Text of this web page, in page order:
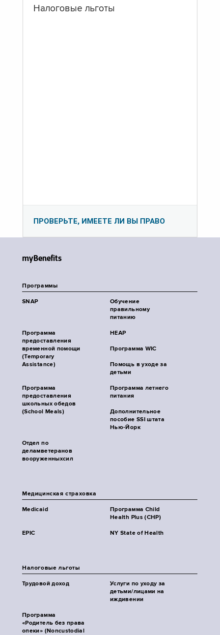
Налоговые льготы
ПРОВЕРЬТЕ, ИМЕЕТЕ ЛИ ВЫ ПРАВО
myBenefits
Программы
SNAP
Обучение
правильному
питанию
Программа
предоставления
временной помощи
(Temporary
Assistance)
HEAP
Программа WIC
Помощь в уходе за
детьми
Программа
предоставления
школьных обедов
(School Meals)
Программа летнего
питания
Дополнительное
пособие SSI штата
Нью-Йорк
Отдел по
деламветеранов
вооруженныхсил
Медицинская страховка
Medicaid
Программа Child
Health Plus (CHP)
EPIC NY State of Health
Налоговые льготы
Трудовой доход
Услуги по уходу за
детьми/лицами на
иждивении
Программа
«Родитель без права
опеки» (Noncustodial